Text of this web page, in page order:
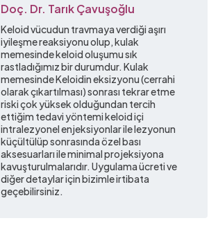
Doç. Dr. Tarık Çavuşoğlu
Keloid vücudun travmaya verdiği aşırı
iyileşme reaksiyonu olup, kulak
memesinde keloid oluşumu sık
rastladığımız bir durumdur. Kulak
memesinde Keloidin eksizyonu (cerrahi
olarak çıkartılması) sonrası tekrar etme
riski çok yüksek olduğundan tercih
ettiğim tedavi yöntemi keloid içi
intralezyonel enjeksiyonlar ile lezyonun
küçültülüp sonrasında özel bası
aksesuarları ile minimal projeksiyona
kavuşturulmalarıdır. Uygulama ücreti ve
diğer detaylar için bizimle irtibata
geçebilirsiniz.